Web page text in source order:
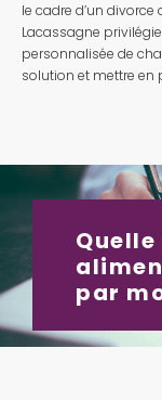
le cadre d’un divorce
Lacassagne
personnalisée de
solution et mettre en
par